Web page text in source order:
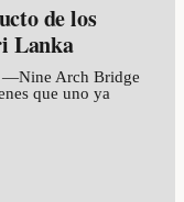
de los
Lanka
—Nine Arch Bridge
que uno ya